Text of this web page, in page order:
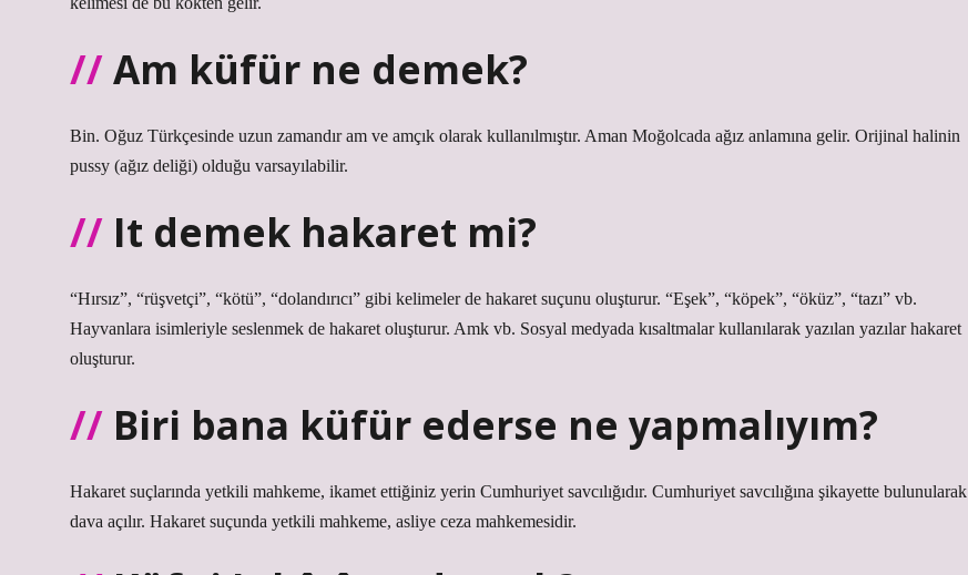
Am küfür ne demek?
Bin. Oğuz Türkçesinde uzun zamandır am ve amçık olarak kullanılmıştır. Aman Moğolcada ağız anlamına gelir. Orijinal halinin
pussy (ağız deliği) olduğu varsayılabilir.
It demek hakaret mi?
“Hırsız”, “rüşvetçi”, “kötü”, “dolandırıcı” gibi kelimeler de hakaret suçunu oluşturur. “Eşek”, “köpek”, “öküz”, “tazı” vb.
Hayvanlara isimleriyle seslenmek de hakaret oluşturur. Amk vb. Sosyal medyada kısaltmalar kullanılarak yazılan yazılar hakaret
oluşturur.
Biri bana küfür ederse ne yapmalıyım?
Hakaret suçlarında yetkili mahkeme, ikamet ettiğiniz yerin Cumhuriyet savcılığıdır. Cumhuriyet savcılığına şikayette bulunularak
dava açılır. Hakaret suçunda yetkili mahkeme, asliye ceza mahkemesidir.